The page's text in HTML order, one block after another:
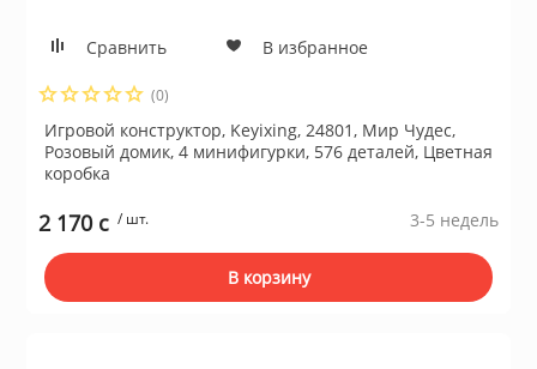
Сравнить В избранное
(0)
Игровой конструктор, Keyixing, 24801, Мир Чудес,
Розовый домик, 4 минифигурки, 576 деталей, Цветная
коробка
2 170 c / шт. 3-5 недель
В корзину